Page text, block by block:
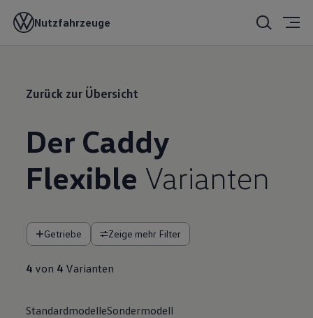
Nutzfahrzeuge
Zurück zur Übersicht
Der Caddy
Flexible Varianten
Getriebe Zeige mehr Filter
4 von 4 Varianten
StandardmodelleSondermodell